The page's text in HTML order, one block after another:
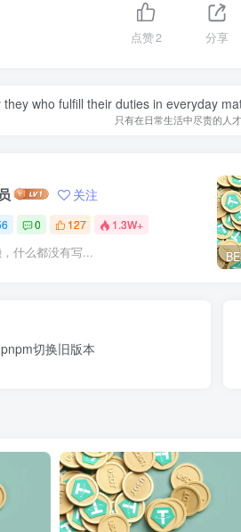
点赞2 分享
they who fulfill their duties in everyday
只有在日常生活中尽责的人
关注
0 127 1.3W+
什么都没有写...
切换旧版本